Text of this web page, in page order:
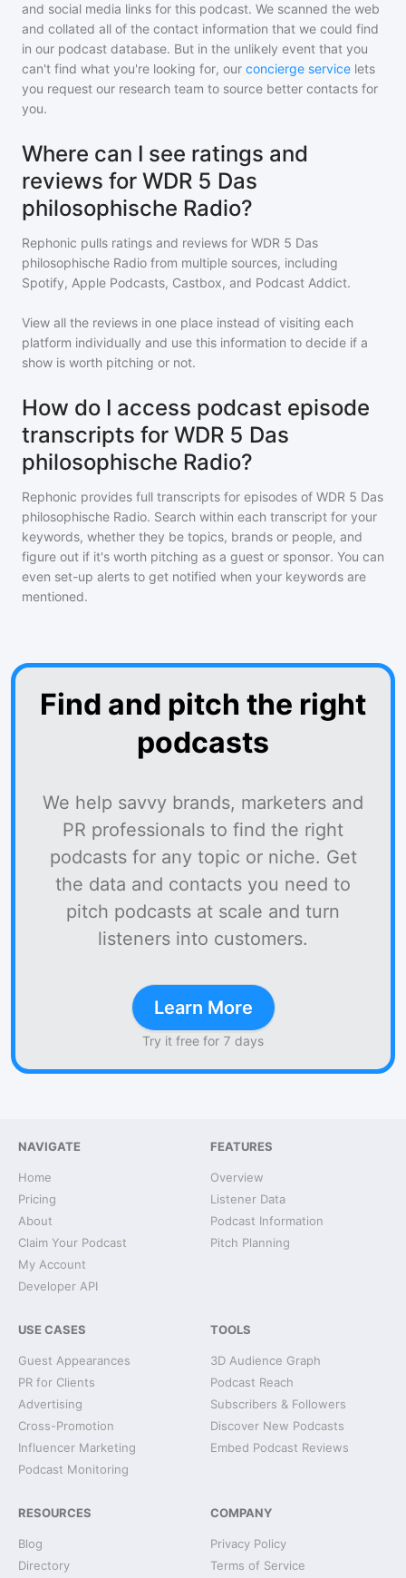
and social media links for this podcast. We scanned the web
and collated all of the contact information that we could find
in our podcast database. But in the unlikely event that you
can't find what you're looking for, our concierge service lets
you request our research team to source better contacts for
you.
Where can I see ratings and
reviews for WDR 5 Das
philosophische Radio?
Rephonic pulls ratings and reviews for WDR 5 Das
philosophische Radio from multiple sources, including
Spotify, Apple Podcasts, Castbox, and Podcast Addict.
View all the reviews in one place instead of visiting each
platform individually and use this information to decide if a
show is worth pitching or not.
How do I access podcast episode
transcripts for WDR 5 Das
philosophische Radio?
Rephonic provides full transcripts for episodes of WDR 5 Das
philosophische Radio. Search within each transcript for your
keywords, whether they be topics, brands or people, and
figure out if it's worth pitching as a guest or sponsor. You can
even set-up alerts to get notified when your keywords are
mentioned.
Find and pitch the right
podcasts
We help savvy brands, marketers and
PR professionals to find the right
podcasts for any topic or niche. Get
the data and contacts you need to
pitch podcasts at scale and turn
listeners into customers.
Learn More
Try it free for 7 days
NAVIGATE
Home
Pricing
About
Claim Your Podcast
My Account
Developer API
FEATURES
Overview
Listener Data
Podcast Information
Pitch Planning
USE CASES
Guest Appearances
PR for Clients
Advertising
Cross-Promotion
Influencer Marketing
Podcast Monitoring
TOOLS
3D Audience Graph
Podcast Reach
Subscribers & Followers
Discover New Podcasts
Embed Podcast Reviews
RESOURCES
Blog
Directory
COMPANY
Privacy Policy
Terms of Service